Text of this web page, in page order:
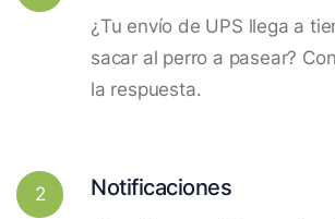
¿Tu envío de UPS llega a
sacar al perro a pasear?
la respuesta.
2 Notificaciones